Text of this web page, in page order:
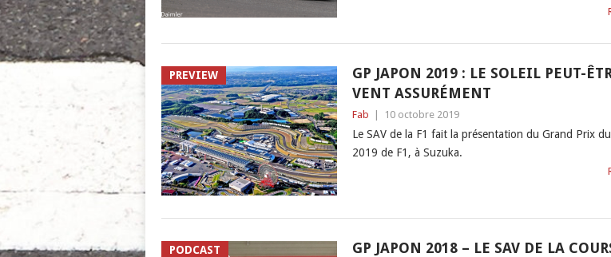
PREVIEW
GP JAPON 2019 : LE SOLEIL PEUT-
VENT ASSURÉMENT
Fab 10 octobre 2019
Le SAV de la F1 fait la présentation du Grand Prix
2019 de F1, à Suzuka.
PODCAST
GP JAPON 2018 – LE SAV DE LA